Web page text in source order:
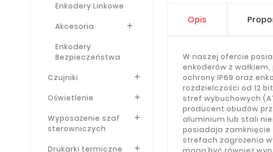
Enkodery Linkowe
Akcesoria 
Enkodery
Bezpieczeństwa
Czujniki 
Oświetlenie 
Wyposażenie szaf
sterowniczych

Drukarki termiczne 
Opis
W naszej ofercie
enkoderów z
ochrony IP69 oraz
rozdzielczości od 12
stref wybuchowych
producent obudów
aluminium lub stali
posiadaja
strefach zagrożenia